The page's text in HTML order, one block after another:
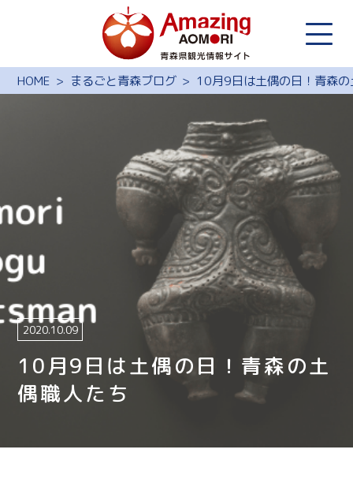
HOME まるごと青森ブログ 10月9日は土偶の日！青森
10月9日は土偶の日！青森の土
偶職人たち
2020.10.09